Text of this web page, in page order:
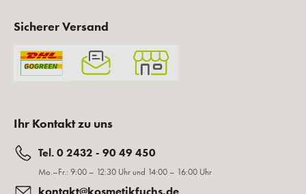
Sicherer Versand
Ihr Kontakt zu uns
Tel. 0 2432 - 90 49 450
Mo.–Fr.: 9:00 – 12:30 Uhr und 14:00 – 16:00 Uhr